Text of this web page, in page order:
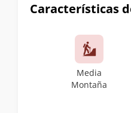
Características
Media
Montaña